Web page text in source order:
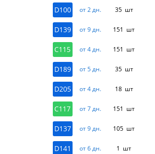
D100 от 2 дн. 35 шт
D139 от 9 дн. 151 шт
C115 от 4 дн. 151 шт
D189 от 5 дн. 35 шт
D205 от 4 дн. 18 шт
C117 от 7 дн. 151 шт
D137 от 9 дн. 105 шт
D141 от 6 дн. 1 шт